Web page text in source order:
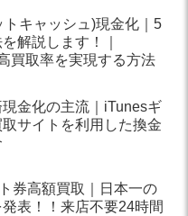
トキャッシュ)現金化｜5
解説します！｜
買取率を実現する方法
金化の主流｜iTunesギ
サイトを利用した換金
券高額買取｜日本一の
表！！来店不要24時間